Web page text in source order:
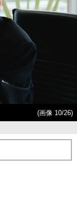
(画像 10/26)